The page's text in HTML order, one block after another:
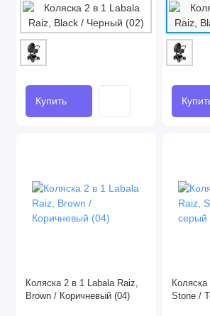
Купить
Коляска 2 в 1 Labala Raiz,
Brown / Коричневый (04)
Stone /